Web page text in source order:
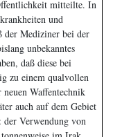
mitteilte. In
und
der Mediziner bei der
unbekanntes
daß diese bei
zu einem qualvollen
Waffentechnik
auch auf dem Gebiet
der Verwendung von